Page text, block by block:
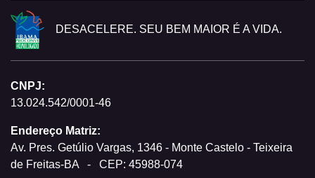
DESACELERE. SEU BEM MAIOR É A VIDA.
CNPJ:
13.024.542/0001-46
Endereço Matriz:
Av. Pres. Getúlio Vargas, 1346 - Monte Castelo - Teixeira
de Freitas-BA
- CEP: 45988-074